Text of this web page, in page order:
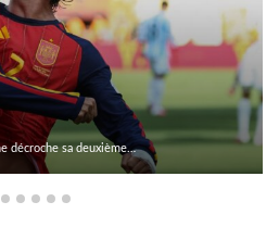
décroche sa deuxième…